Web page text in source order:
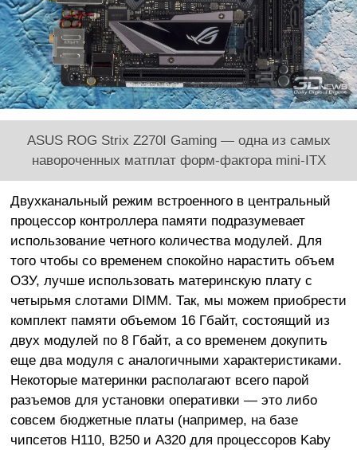
ASUS ROG Strix Z270I Gaming — одна из самых
навороченных матплат форм-фактора mini-ITX
Двухканальный режим встроенного в центральный
процессор контроллера памяти подразумевает
использование четного количества модулей. Для
того чтобы со временем спокойно нарастить объем
ОЗУ, лучше использовать материнскую плату с
четырьмя слотами DIMM. Так, мы можем приобрести
комплект памяти объемом 16 Гбайт, состоящий из
двух модулей по 8 Гбайт, а со временем докупить
еще два модуля с аналогичными характеристиками.
Некоторые материнки располагают всего парой
разъемов для установки оперативки — это либо
совсем бюджетные платы (например, на базе
чипсетов H110, B250 и A320 для процессоров Kaby